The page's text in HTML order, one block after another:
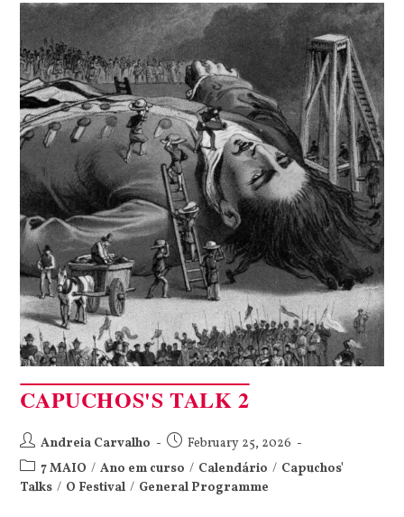
CAPUCHOS'S TALK 2
Andreia Carvalho
February 25, 2026
7 MAIO / Ano em curso / Calendário / Capuchos'
Talks / O Festival / General Programme